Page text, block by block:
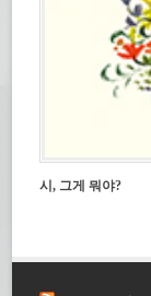
시, 그게 뭐야?